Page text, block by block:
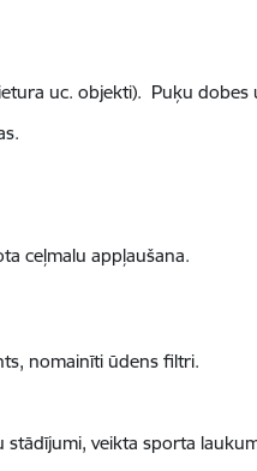
uc. objekti). Puķu dobes
ceļmalu appļaušana.
nomainīti ūdens filtri.
veikta sporta